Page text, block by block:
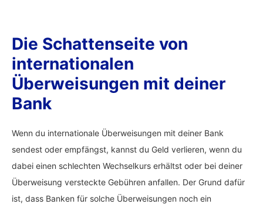
Die Schattenseite von
internationalen
Überweisungen mit deiner
Bank
Wenn du internationale Überweisungen mit deiner Bank
sendest oder empfängst, kannst du Geld verlieren, wenn du
dabei einen schlechten Wechselkurs erhältst oder bei deiner
Überweisung versteckte Gebühren anfallen. Der Grund dafür
ist, dass Banken für solche Überweisungen noch ein